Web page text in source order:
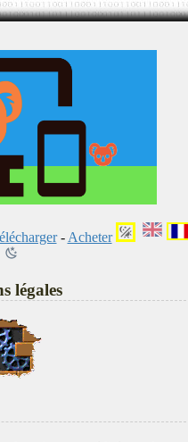
- Acheter
légales